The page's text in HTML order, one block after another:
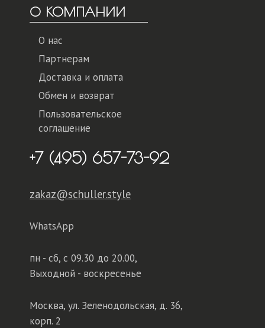
О КОМПАНИИ
О нас
Партнерам
Доставка и оплата
Обмен и возврат
Пользовательское
соглашение
+7 (495) 657-73-92
zakaz@schuller.style
WhatsApp
пн - сб, с 09.30 до 20.00,
Выходной - воскресенье
Москва, ул. Зеленодольская, д. 36,
корп. 2